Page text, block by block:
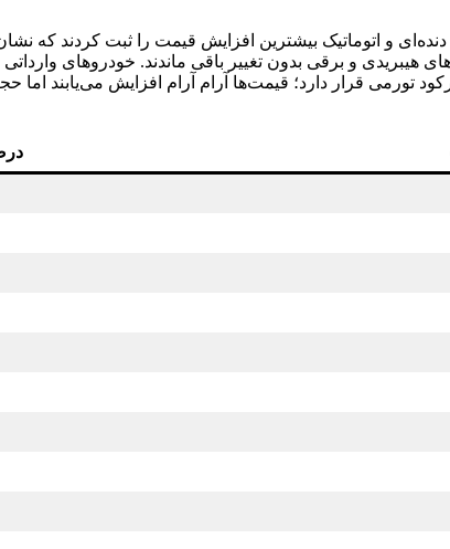
کلوت در نسخه‌های دنده‌ای و اتوماتیک بیشترین افزایش قیمت را ثبت
تیارا با رشد جزئی در نسخه‌های پرایم و مدل ۱۴۰۳ مواجه شد، در حالی که نسخه‌های هیبریدی و برقی بدون
تورمی قرار دارد؛ قیمت‌ها آرام آرام افزایش می‌یابند